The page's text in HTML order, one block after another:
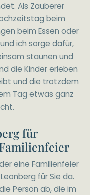
Als Zauberer
beim
beim Essen oder
ich sorge dafür,
staunen und
die Kinder erleben
und die trotzdem
Tag etwas ganz
für
eine Familienfeier
für Sie da.
Person ab, die im